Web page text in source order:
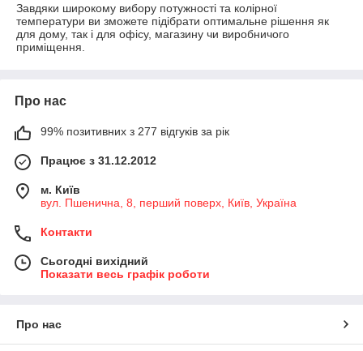
Завдяки широкому вибору потужності та колірної
температури ви зможете підібрати оптимальне рішення як
для дому, так і для офісу, магазину чи виробничого
приміщення.
Про нас
99% позитивних з 277 відгуків за рік
Працює з 31.12.2012
м. Київ
вул. Пшенична, 8, перший поверх, Київ, Україна
Контакти
Сьогодні вихідний
Показати весь графік роботи
Про нас